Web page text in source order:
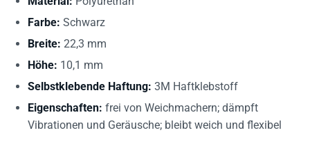
Farbe: Schwarz
Breite: 22,3 mm
Höhe: 10,1 mm
Selbstklebende Haftung: 3M Haftklebstoff
Eigenschaften: frei von Weichmachern; dämpft
Vibrationen und Geräusche; bleibt weich und flexibel